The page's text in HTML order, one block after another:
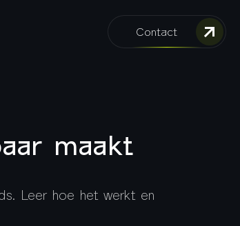
Contact
maakt
Leer hoe het werkt en